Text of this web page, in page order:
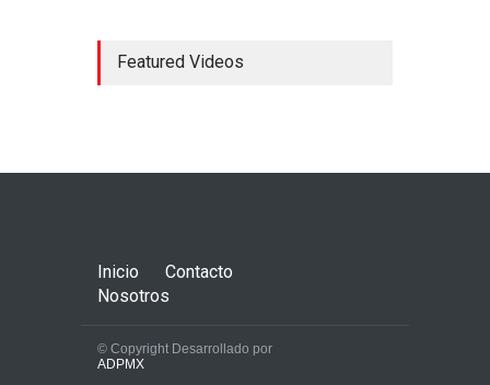
supersónico que venía a
Featured Videos
Inicio
Contacto
Nosotros
© Copyright Desarrollado por
ADPMX